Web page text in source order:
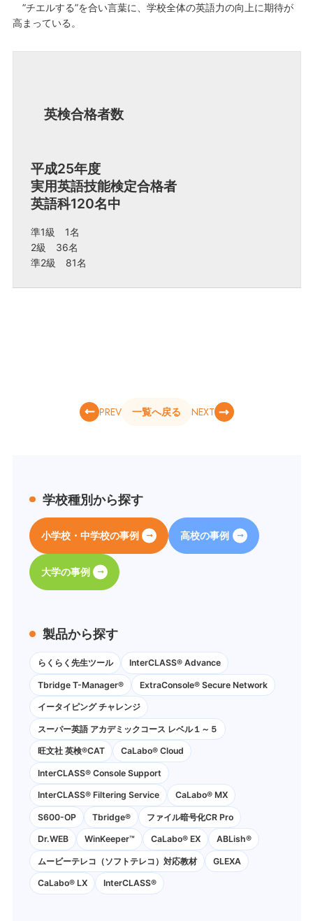
”チエルする”を合い言葉に、学校全体の英語力の向上に期待が
高まっている。
英検合格者数
平成25年度
実用英語技能検定合格者
英語科120名中
準1級 1名
2級 36名
準2級 81名
PREV 一覧へ戻る NEXT
学校種別から探す
小学校・中学校の事例 高校の事例
大学の事例
製品から探す
らくらく先生ツール InterCLASS® Advance
Tbridge T-Manager® ExtraConsole® Secure Network
イータイピング チャレンジ
スーパー英語 アカデミックコース レベル１～５
旺文社 英検®CAT CaLabo®︎ Cloud
InterCLASS®︎ Console Support
InterCLASS®︎ Filtering Service CaLabo® MX
S600-OP Tbridge® ファイル暗号化CR Pro
Dr.WEB WinKeeper™ CaLabo® EX ABLish®
ムービーテレコ（ソフトテレコ）対応教材 GLEXA
CaLabo® LX InterCLASS®